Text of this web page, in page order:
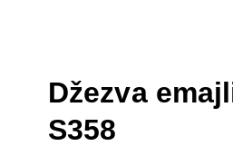
Džezva
S358